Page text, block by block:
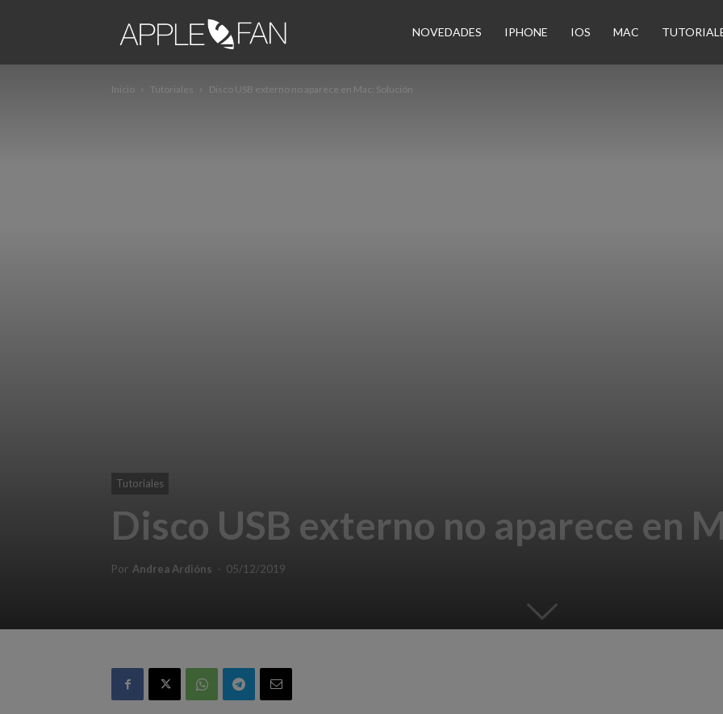
NOVEDADES IPHONE IOS MAC
Inicio Tutoriales Disco USB externo no aparece en Mac: Solución
Tutoriales
Disco USB externo no aparece en
Por Andrea Ardións - 05/12/2019